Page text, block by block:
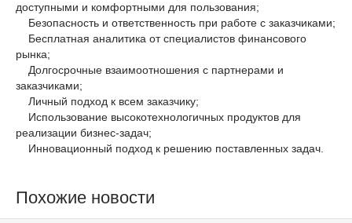
доступными и комфортными для пользования;
Безопасность и ответственность при работе с заказчиками;
Бесплатная аналитика от специалистов финансового
рынка;
Долгосрочные взаимоотношения с партнерами и
заказчиками;
Личный подход к всем заказчику;
Использование высокотехнологичных продуктов для
реализации бизнес-задач;
Инновационный подход к решению поставленных задач.
Похожие новости